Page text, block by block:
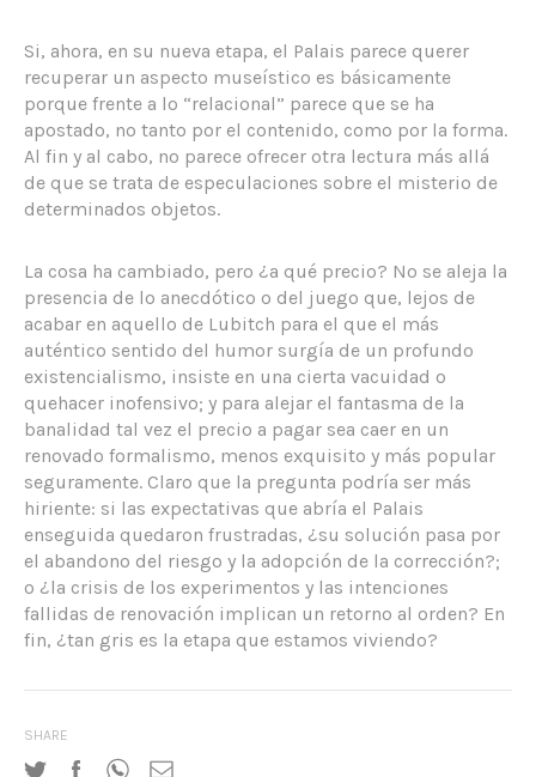
Si, ahora, en su nueva etapa, el Palais parece querer
recuperar un aspecto museístico es básicamente
porque frente a lo “relacional” parece que se ha
apostado, no tanto por el contenido, como por la forma.
Al fin y al cabo, no parece ofrecer otra lectura más allá
de que se trata de especulaciones sobre el misterio de
determinados objetos.
La cosa ha cambiado, pero ¿a qué precio? No se aleja la
presencia de lo anecdótico o del juego que, lejos de
acabar en aquello de Lubitch para el que el más
auténtico sentido del humor surgía de un profundo
existencialismo, insiste en una cierta vacuidad o
quehacer inofensivo; y para alejar el fantasma de la
banalidad tal vez el precio a pagar sea caer en un
renovado formalismo, menos exquisito y más popular
seguramente. Claro que la pregunta podría ser más
hiriente: si las expectativas que abría el Palais
enseguida quedaron frustradas, ¿su solución pasa por
el abandono del riesgo y la adopción de la corrección?;
o ¿la crisis de los experimentos y las intenciones
fallidas de renovación implican un retorno al orden? En
fin, ¿tan gris es la etapa que estamos viviendo?
SHARE